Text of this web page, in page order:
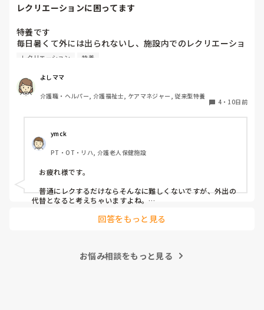
レクリエーションに困ってます
特養です
毎日暑くて外には出られないし、施設内でのレクリエーショ
ンはどんな事をされてますか？
レクリエーション 特養
よしママ
介護職・ヘルパー, 介護福祉士, ケアマネジャー, 従来型特養
4・ 10日前
ymck
PT・OT・リハ, 介護老人保健施設
お疲れ様です。
普通にレクするだけならそんなに難しくないですが、外出の
代替となると考えちゃいますよね。
やったりしてます。いつも出さない炭酸飲料をお出しして、花
いい、なんて話も聞きました。予算があればやってみたいで
回答をもっと見る
お悩み相談をもっと見る